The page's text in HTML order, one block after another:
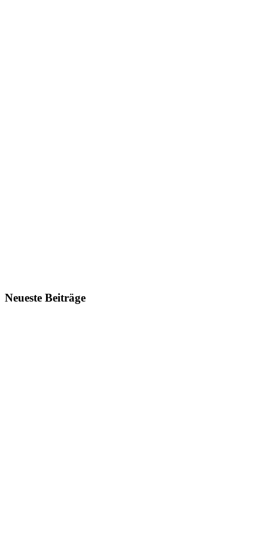
Neueste Beiträge